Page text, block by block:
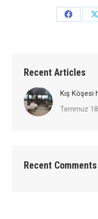
Share
Recent Articles
Kış Köşesi
Temmuz
Recent Comments